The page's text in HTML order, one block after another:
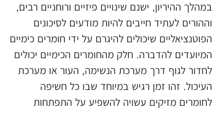
במהלך ההיריון, ישנם שינויים פיזיים ורוחניים רבים,
וההורים לעתיד חייבים להיות מודעים לסיכונים
הפוטנציאליים שיכולים להיגרם על ידי חומרים כימיים
המיועדים להדברה. חלק מהחומרים הכימיים יכולים
לחדור לגוף דרך מערכת הנשימה, העור או מערכת
העיכול. זהו זמן רגיש במיוחד שבו כל חשיפה
לחומרים מזיקים עשויה להשפיע על התפתחות